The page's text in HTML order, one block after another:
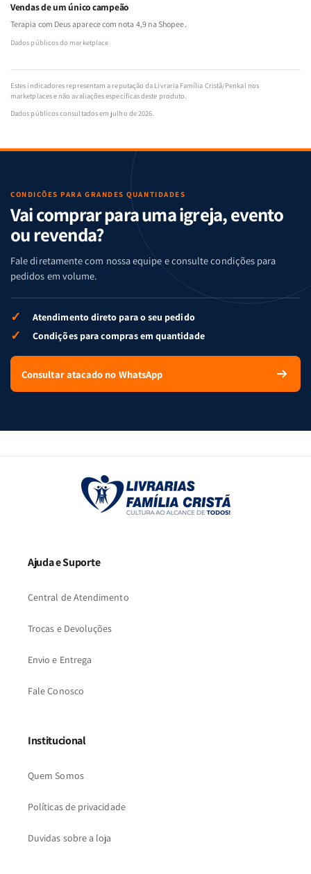
Vendas de um único campeão
Terapia com Deus aparece com nota 4,9 na Shopee.
Dados públicos do marketplace
Estes indicadores representam a reputação da Livraria Família Cristã/Penkal nos
marketplaces e não avaliações específicas deste produto.
Dados públicos consultados em julho de 2026.
CONDIÇÕES PARA GRANDES QUANTIDADES
Vai comprar para uma igreja, evento
ou revenda?
Fale diretamente com nossa equipe e consulte condições para
pedidos em volume.
✓ Atendimento direto para o seu pedido
✓ Condições para compras em quantidade
Consultar atacado no WhatsApp
Ajuda e Suporte
Central de Atendimento
Trocas e Devoluções
Envio e Entrega
Fale Conosco
Institucional
Quem Somos
Políticas de privacidade
Duvidas sobre a loja